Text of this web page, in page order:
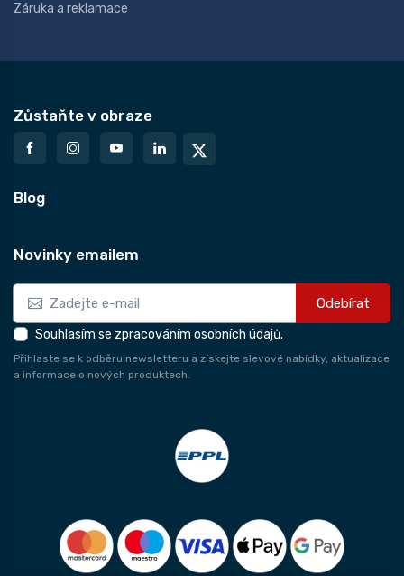
Záruka a reklamace
Zůstaňte v obraze
Blog
Novinky emailem
Odebírat
Souhlasím se zpracováním osobních údajů.
Přihlaste se k odběru newsletteru a získejte slevové nabídky, aktualizace
a informace o nových produktech.